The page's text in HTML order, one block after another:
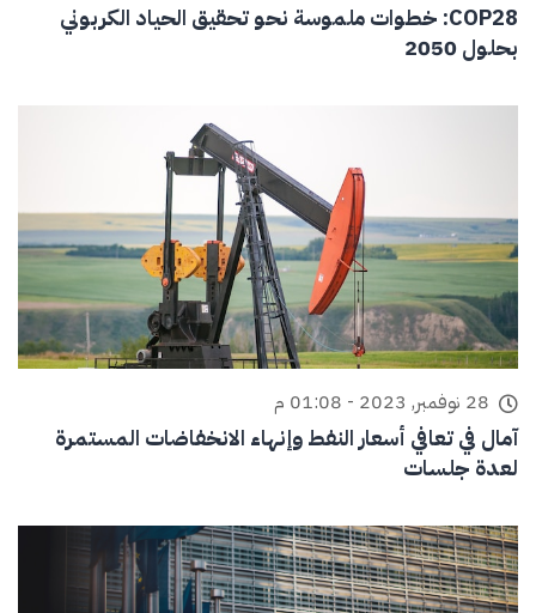
COP28: خطوات ملموسة نحو تحقيق الحياد الكربوني
بحلول 2050
28 نوفمبر, 2023 - 01:08 م
آمال في تعافي أسعار النفط وإنهاء الانخفاضات المستمرة
لعدة جلسات